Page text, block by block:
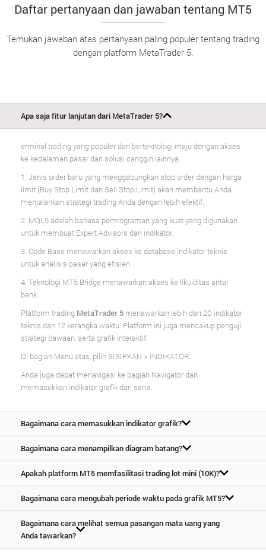
Daftar pertanyaan dan jawaban tentang MT5
Temukan jawaban atas pertanyaan paling populer tentang trading
dengan platform MetaTrader 5.
Apa saja fitur lanjutan dari MetaTrader 5?
erminal trading yang populer dan berteknologi maju dengan akses
ke kedalaman pasar dan solusi canggih lainnya.
1. Jenis order baru yang menggabungkan stop order dengan harga
limit (Buy Stop Limit dan Sell Stop Limit) akan membantu Anda
menjalankan strategi trading Anda dengan lebih efektif.
2. MQL5 adalah bahasa pemrograman yang kuat yang digunakan
untuk membuat Expert Advisors dan indikator.
3. Code Base menawarkan akses ke database indikator teknis
untuk analisis pasar yang efisien.
4. Teknologi MT5 Bridge menawarkan akses ke likuiditas antar
bank.
Platform trading MetaTrader 5 menawarkan lebih dari 20 indikator
teknis dan 12 kerangka waktu. Platform ini juga mencakup penguji
strategi bawaan, serta grafik interaktif.
Di bagian Menu atas, pilih SISIPKAN > INDIKATOR.
Anda juga dapat menavigasi ke bagian Navigator dan
memasukkan indikator grafik dari sana.
Bagaimana cara memasukkan indikator grafik?
Bagaimana cara menampilkan diagram batang?
Apakah platform MT5 memfasilitasi trading lot mini (10K)?
Bagaimana cara mengubah periode waktu pada grafik MT5?
Bagaimana cara melihat semua pasangan mata uang yang
Anda tawarkan?